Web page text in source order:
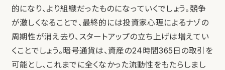
的になり、より組織だったものになっていくでしょう。競争
が激しくなることで、最終的には投資家心理によるナゾの
周期性が消え去り、スタートアップの立ち上げは増えてい
くことでしょう。暗号通貨は、資産の24時間365日の取引を
可能とし、これまでに全くなかった流動性をもたらしまし